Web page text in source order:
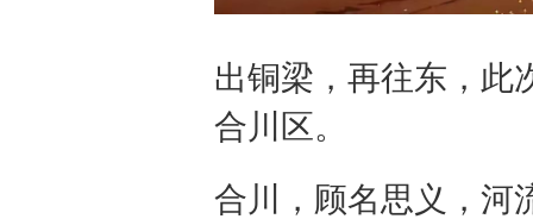
出铜梁，再往东，此
合川区。
合川，顾名思义，河